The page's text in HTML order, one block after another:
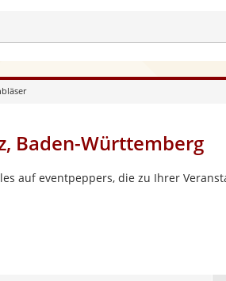
Baden-Württemberg
auf eventpeppers, die zu Ihrer